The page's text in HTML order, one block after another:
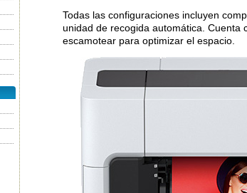
Todas las configuraciones incluyen
unidad de recogida automática.
escamotear para optimizar el espacio.